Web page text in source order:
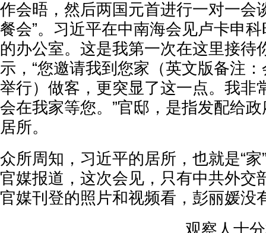
作会晤，然后两国元首进行一对一会
餐会”。习近平在中南海会见卢卡申
的办公室。这是我第一次在这里接待
示，“您邀请我到您家（英文版备注
举行）做客，更突显了这一点。我非
会在我家等您。”官邸，是指发配给
居所。
众所周知，习近平的居所，也就是“
官媒报道，这次会见，只有中共外交
官媒刊登的照片和视频看，彭丽媛没
观察人士